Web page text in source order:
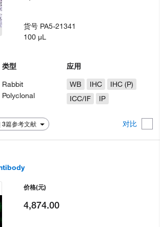
3篇参考文献 对比
类型
Rabbit
Polyclonal
应用
WB
IHC
IHC (P)
ICC/IF
IP
货号 PA5-21341
100 µL
价格(元)
4,874.00